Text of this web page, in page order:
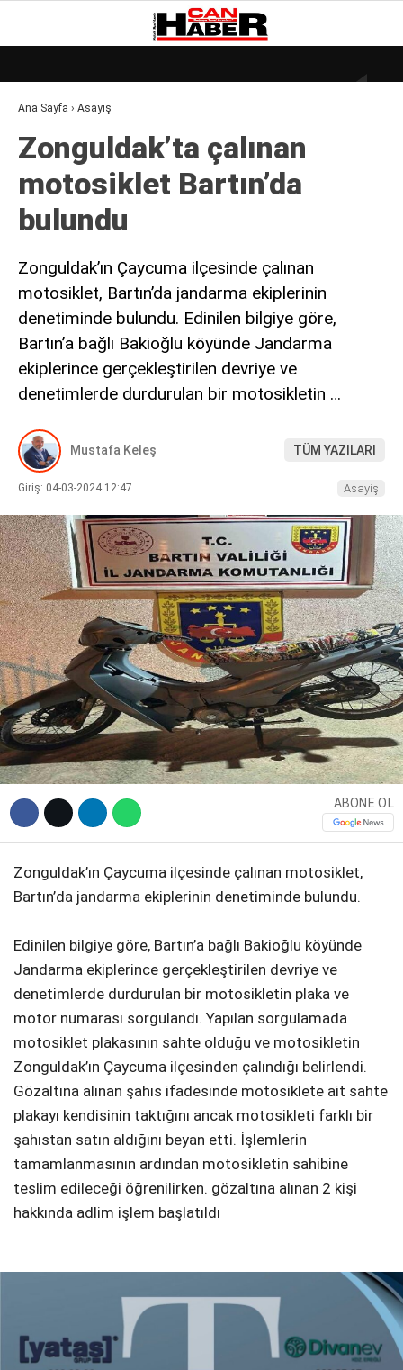
WhatsApp İhbar Hattı
Facebook
Instagram
Youtube
18.2°
GALERİ
DÜNYA
EKONOMI
GÜNDEM
MAGAZIN
SAĞLIK
POLITIKA
ASAYIŞ
DIĞER
Ana Sayfa › Asayiş
Zonguldak’ta çalınan
motosiklet Bartın’da
bulundu
Zonguldak’ın Çaycuma ilçesinde çalınan
motosiklet, Bartın’da jandarma ekiplerinin
denetiminde bulundu. Edinilen bilgiye göre,
Bartın’a bağlı Bakioğlu köyünde Jandarma
ekiplerince gerçekleştirilen devriye ve
denetimlerde durdurulan bir motosikletin …
Mustafa Keleş TÜM YAZILARI
Giriş: 04-03-2024 12:47 Asayiş
ABONE OL
Zonguldak’ın Çaycuma ilçesinde çalınan motosiklet,
Bartın’da jandarma ekiplerinin denetiminde bulundu.
Edinilen bilgiye göre, Bartın’a bağlı Bakioğlu köyünde
Jandarma ekiplerince gerçekleştirilen devriye ve
denetimlerde durdurulan bir motosikletin plaka ve
motor numarası sorgulandı. Yapılan sorgulamada
motosiklet plakasının sahte olduğu ve motosikletin
Zonguldak’ın Çaycuma ilçesinden çalındığı belirlendi.
Gözaltına alınan şahıs ifadesinde motosiklete ait sahte
plakayı kendisinin taktığını ancak motosikleti farklı bir
şahıstan satın aldığını beyan etti. İşlemlerin
tamamlanmasının ardından motosikletin sahibine
teslim edileceği öğrenilirken. gözaltına alınan 2 kişi
hakkında adlim işlem başlatıldı